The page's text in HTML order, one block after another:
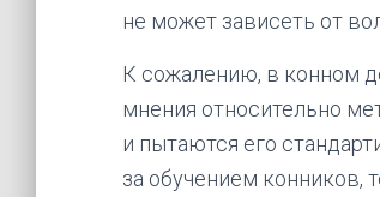
не может зависеть от
К сожалению, в конном
мнения относительно
и пытаются его
за обучением конников,